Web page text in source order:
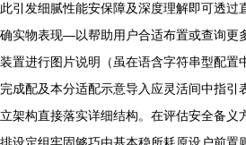
此引发细腻性能安保障及深度理解即可透过
确实物表现—以帮助用户合适布置或查询更
装置进行图片说明（虽在语含字符串型配置
完成配及本分适配示意导入应灵活间中指
立架构直接落实详细结构。在评估安全备义